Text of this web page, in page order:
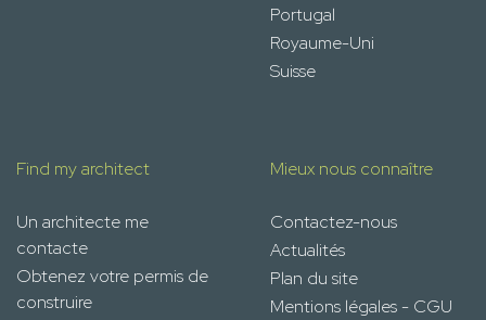
Portugal
Royaume-Uni
Suisse
Find my architect
Un architecte me
contacte
Obtenez votre permis de
construire
Mieux nous connaître
Contactez-nous
Actualités
Plan du site
Mentions légales - CGU